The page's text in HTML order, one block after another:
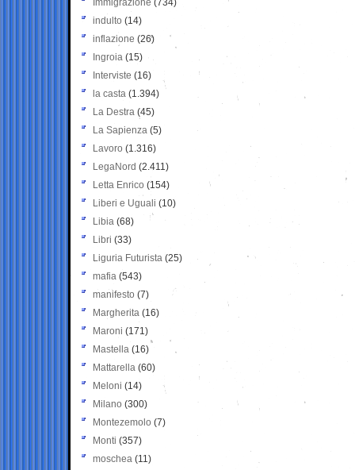
Immigrazione (734)
indulto (14)
inflazione (26)
Ingroia (15)
Interviste (16)
la casta (1.394)
La Destra (45)
La Sapienza (5)
Lavoro (1.316)
LegaNord (2.411)
Letta Enrico (154)
Liberi e Uguali (10)
Libia (68)
Libri (33)
Liguria Futurista (25)
mafia (543)
manifesto (7)
Margherita (16)
Maroni (171)
Mastella (16)
Mattarella (60)
Meloni (14)
Milano (300)
Montezemolo (7)
Monti (357)
moschea (11)